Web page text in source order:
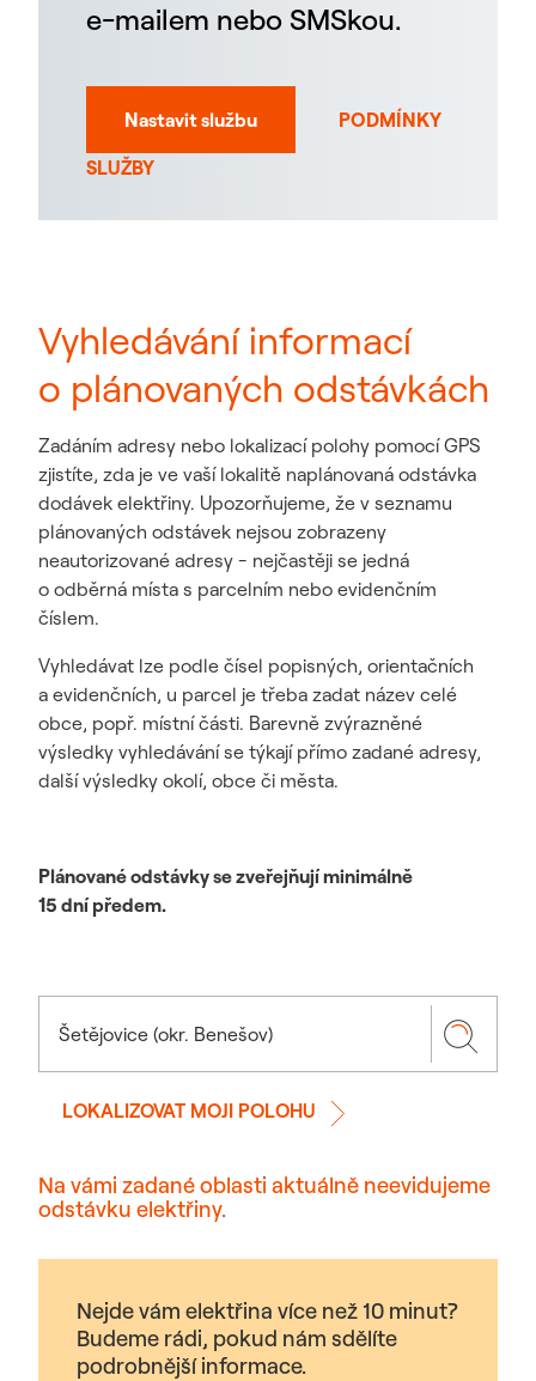
e-mailem nebo SMSkou.
Nastavit službu
PODMÍNKY
SLUŽBY
Vyhledávání informací
o plánovaných odstávkách
Zadáním adresy nebo lokalizací polohy pomocí GPS
zjistíte, zda je ve vaší lokalitě naplánovaná odstávka
dodávek elektřiny. Upozorňujeme, že v seznamu
plánovaných odstávek nejsou zobrazeny
neautorizované adresy - nejčastěji se jedná
o odběrná místa s parcelním nebo evidenčním
číslem.
Vyhledávat lze podle čísel popisných, orientačních
a evidenčních, u parcel je třeba zadat název celé
obce, popř. místní části. Barevně zvýrazněné
výsledky vyhledávání se týkají přímo zadané adresy,
další výsledky okolí, obce či města.
Plánované odstávky se zveřejňují minimálně
15 dní předem.
LOKALIZOVAT MOJI POLOHU
Na vámi zadané oblasti aktuálně neevidujeme
odstávku elektřiny.
Nejde vám elektřina více než 10 minut?
Budeme rádi, pokud nám sdělíte
podrobnější informace.